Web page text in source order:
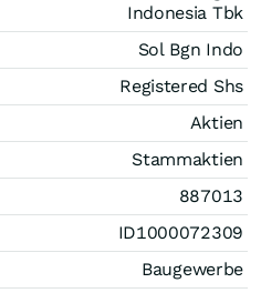
Indonesia Tbk
Sol Bgn Indo
Registered Shs
Aktien
Stammaktien
887013
ID1000072309
Baugewerbe